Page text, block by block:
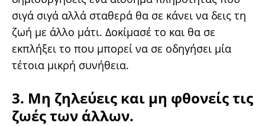
σιγά σιγά αλλά σταθερά θα σε κάνει να δεις τη
ζωή με άλλο μάτι. Δοκίμασέ το και θα σε
εκπλήξει το που μπορεί να σε οδηγήσει μία
τέτοια μικρή συνήθεια.
3. Μη ζηλεύεις και μη φθονείς τις
ζωές των άλλων.